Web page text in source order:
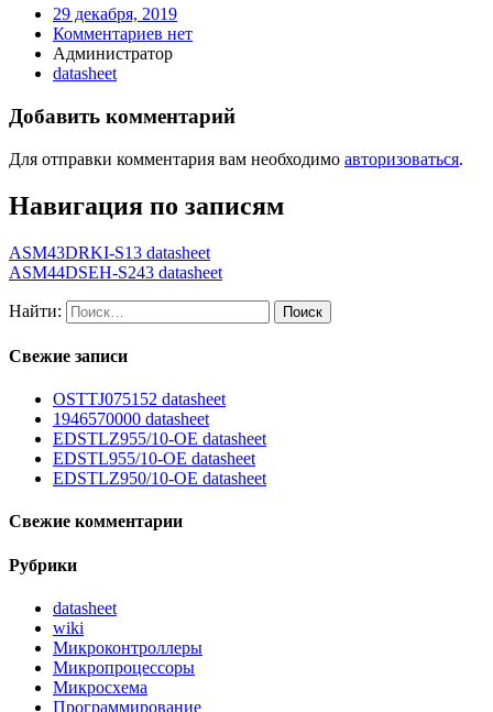
29 декабря, 2019
Комментариев нет
Администратор
datasheet
Добавить комментарий
Для отправки комментария вам необходимо авторизоваться.
Навигация по записям
ASM43DRKI-S13 datasheet
ASM44DSEH-S243 datasheet
Найти:
Свежие записи
OSTTJ075152 datasheet
1946570000 datasheet
EDSTLZ955/10-OE datasheet
EDSTL955/10-OE datasheet
EDSTLZ950/10-OE datasheet
Свежие комментарии
Рубрики
datasheet
wiki
Микроконтроллеры
Микропроцессоры
Микросхема
Программирование